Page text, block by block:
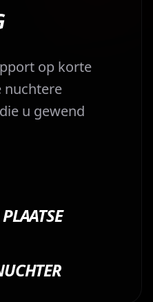
op korte
nuchtere
u gewend